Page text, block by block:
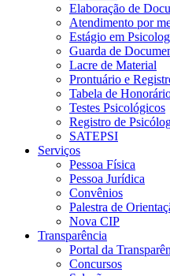
Elaboração de
Atendimento por
Estágio em
Guarda de
Lacre de Material
Prontuário e
Tabela de
Testes Psicológicos
Registro de
SATEPSI
Serviços
Pessoa Física
Pessoa Jurídica
Convênios
Palestra de
Nova CIP
Transparência
Portal da
Concursos